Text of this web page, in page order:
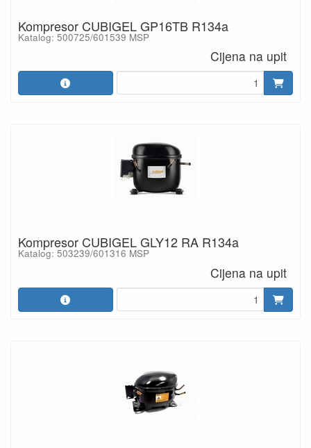
Kompresor CUBIGEL GP16TB R134a
Katalog: 500725/601539 MSP
Cijena na upit
Kompresor CUBIGEL GLY12 RA R134a
Katalog: 503239/601316 MSP
Cijena na upit